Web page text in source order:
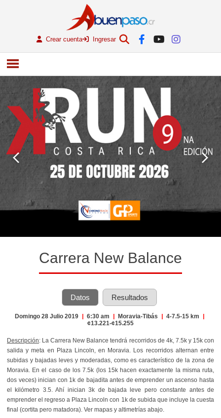
Crear cuenta Ingresar
Carrera New Balance
Datos Resultados
Domingo 28 Julio 2019 | 6:30 am | Moravia-Tibás | 4-7.5-15 km
|
¢13.221-¢15.255
Descripción: La Carrera New Balance tendrá recorridos de 4k, 7.5k y 15k con
salida y meta en Plaza Lincoln, en Moravia. Los recorridos alternan entre
subidas y bajadas leves y moderadas, como es característico de la zona de
Moravia. En el caso de los 7.5k (los 15k hacen exactamente la misma ruta,
dos veces) inician con 1k de bajadita antes de emprender un ascenso hasta
el kilómetro 3.5. Ahí inician 3k de bajada leve pero constante antes de
emprender el regreso a Plaza Lincoln con 1k de subida que incluye la cuesta
final (cortita pero matadora). Ver mapas y altimetrías abajo.